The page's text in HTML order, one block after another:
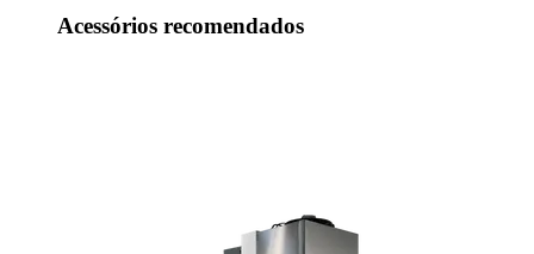
Acessórios recomendados